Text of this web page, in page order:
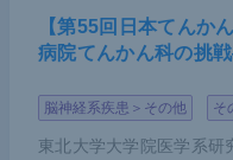
【第55回日本てんか
病院てんかん科の挑
脳神経系疾患＞その他 そ
東北大学大学院医学系